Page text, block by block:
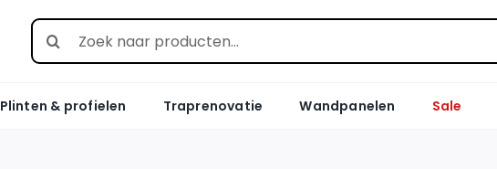
Search
for:
Plinten & profielen Traprenovatie Wandpanelen Sale